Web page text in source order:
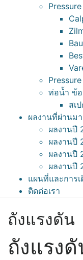
ท่อน้ำ ข้อ
สเ
ผลงานที่ผ่านมา
ผลงานปี
ผลงานปี
ผลงานปี
ผลงานปี
แผนที่และการ
ติดต่อเรา
ถังแรงดัน
ถังแรง